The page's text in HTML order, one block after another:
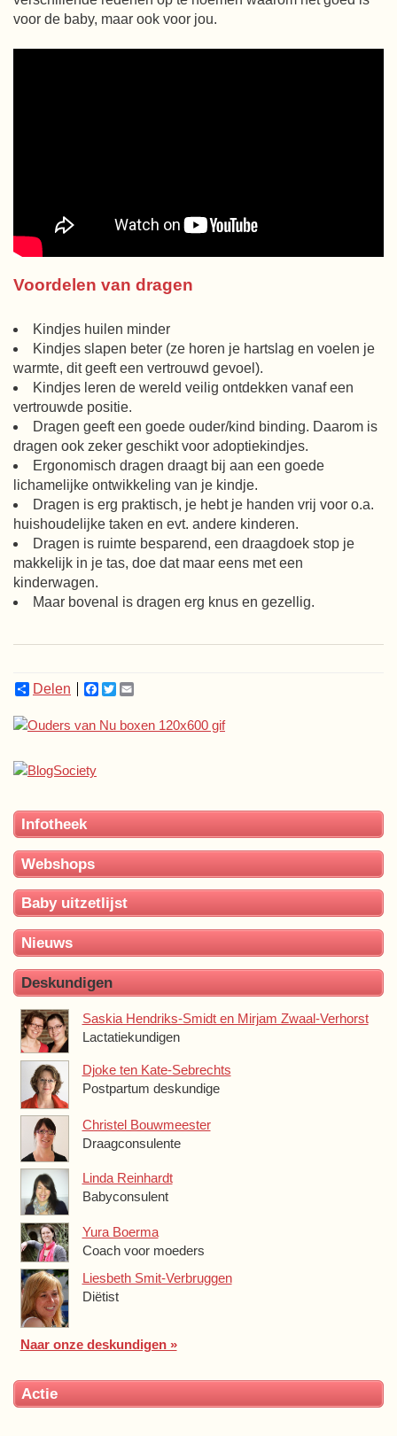
voor de baby, maar ook voor jou.
Voordelen van dragen
Kindjes huilen minder
Kindjes slapen beter (ze horen je hartslag en voelen je
warmte, dit geeft een vertrouwd gevoel).
Kindjes leren de wereld veilig ontdekken vanaf een
vertrouwde positie.
Dragen geeft een goede ouder/kind binding. Daarom is
dragen ook zeker geschikt voor adoptiekindjes.
Ergonomisch dragen draagt bij aan een goede
lichamelijke ontwikkeling van je kindje.
Dragen is erg praktisch, je hebt je handen vrij voor o.a.
huishoudelijke taken en evt. andere kinderen.
Dragen is ruimte besparend, een draagdoek stop je
makkelijk in je tas, doe dat maar eens met een
kinderwagen.
Maar bovenal is dragen erg knus en gezellig.
Delen Facebook
Twitter
Infotheek
Webshops
Baby uitzetlijst
Nieuws
Deskundigen
Saskia Hendriks-Smidt en Mirjam Zwaal-Verhorst
Lactatiekundigen
Djoke ten Kate-Sebrechts
Postpartum deskundige
Christel Bouwmeester
Draagconsulente
Linda Reinhardt
Babyconsulent
Yura Boerma
Coach voor moeders
Liesbeth Smit-Verbruggen
Diëtist
Naar onze deskundigen »
Actie